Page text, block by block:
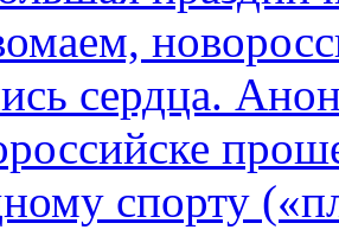
сердца.
спорту